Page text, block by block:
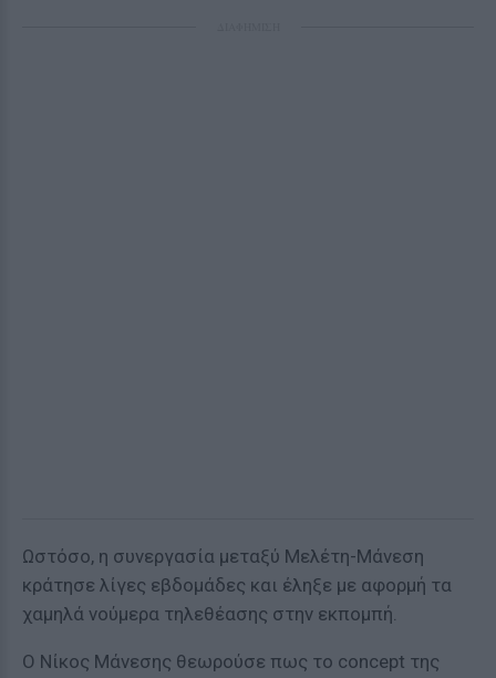
Ωστόσο, η συνεργασία μεταξύ Μελέτη-Μάνεση
κράτησε λίγες εβδομάδες και έληξε με αφορμή τα
χαμηλά νούμερα τηλεθέασης στην εκπομπή.
Ο Νίκος Μάνεσης θεωρούσε πως το concept της